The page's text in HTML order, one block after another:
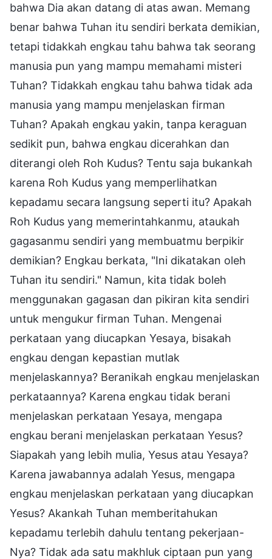
bahwa Dia akan datang di atas awan. Memang
benar bahwa Tuhan itu sendiri berkata demikian,
tetapi tidakkah engkau tahu bahwa tak seorang
manusia pun yang mampu memahami misteri
Tuhan? Tidakkah engkau tahu bahwa tidak ada
manusia yang mampu menjelaskan firman
Tuhan? Apakah engkau yakin, tanpa keraguan
sedikit pun, bahwa engkau dicerahkan dan
diterangi oleh Roh Kudus? Tentu saja bukankah
karena Roh Kudus yang memperlihatkan
kepadamu secara langsung seperti itu? Apakah
Roh Kudus yang memerintahkanmu, ataukah
gagasanmu sendiri yang membuatmu berpikir
demikian? Engkau berkata, "Ini dikatakan oleh
Tuhan itu sendiri." Namun, kita tidak boleh
menggunakan gagasan dan pikiran kita sendiri
untuk mengukur firman Tuhan. Mengenai
perkataan yang diucapkan Yesaya, bisakah
engkau dengan kepastian mutlak
menjelaskannya? Beranikah engkau menjelaskan
perkataannya? Karena engkau tidak berani
menjelaskan perkataan Yesaya, mengapa
engkau berani menjelaskan perkataan Yesus?
Siapakah yang lebih mulia, Yesus atau Yesaya?
Karena jawabannya adalah Yesus, mengapa
engkau menjelaskan perkataan yang diucapkan
Yesus? Akankah Tuhan memberitahukan
kepadamu terlebih dahulu tentang pekerjaan-
Nya? Tidak ada satu makhluk ciptaan pun yang